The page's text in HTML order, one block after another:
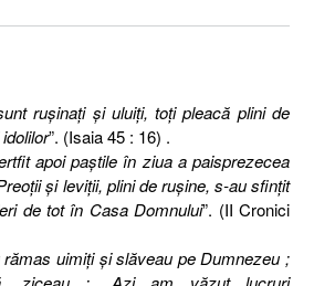
ruşinaţi şi uluiţi, toţi pleacă plini de
”. (Isaia 45 : 16) .
apoi paştile în ziua a paisprezecea
şi leviţii, plini de ruşine, s-au sfinţit
de tot în Casa Domnului”. (II Cronici
rămas uimiţi şi slăveau pe Dumnezeu ;